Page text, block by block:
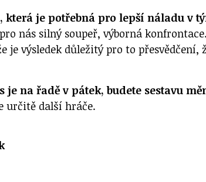
která je potřebná pro lepší náladu v
nás silný soupeř, výborná
je výsledek důležitý pro to přesvědčení,
je na řadě v pátek, budete sestavu
určitě další hráče.